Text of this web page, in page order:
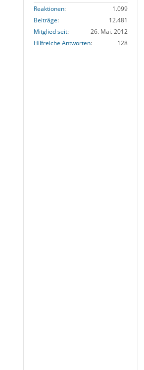
Reaktionen
1.099
Beiträge
12.481
Mitglied seit
26. Mai. 2012
Hilfreiche Antworten
128